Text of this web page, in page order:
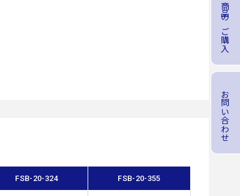
商品のご購入
お問い合わせ
FSB-20-324 FSB-20-355